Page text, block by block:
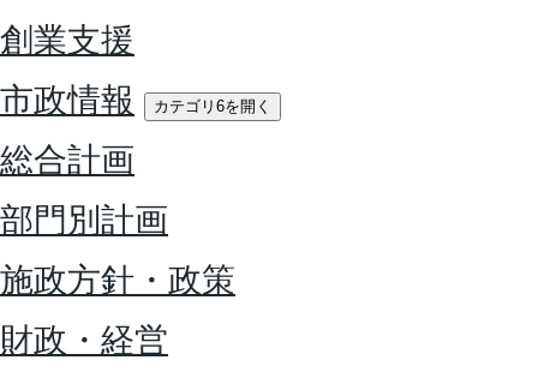
創業支援
市政情報
カテゴリ6を開く
総合計画
部門別計画
施政方針・政策
財政・経営